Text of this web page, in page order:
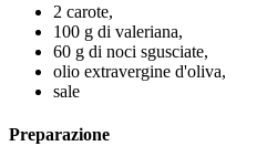
2 carote,
100 g di valeriana,
60 g di noci sgusciate,
olio extravergine d'oliva,
sale
Preparazione